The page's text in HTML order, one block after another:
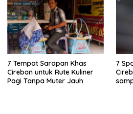
7 Tempat Sarapan Khas
Cirebon untuk Rute Kuliner
Pagi Tanpa Muter Jauh
7